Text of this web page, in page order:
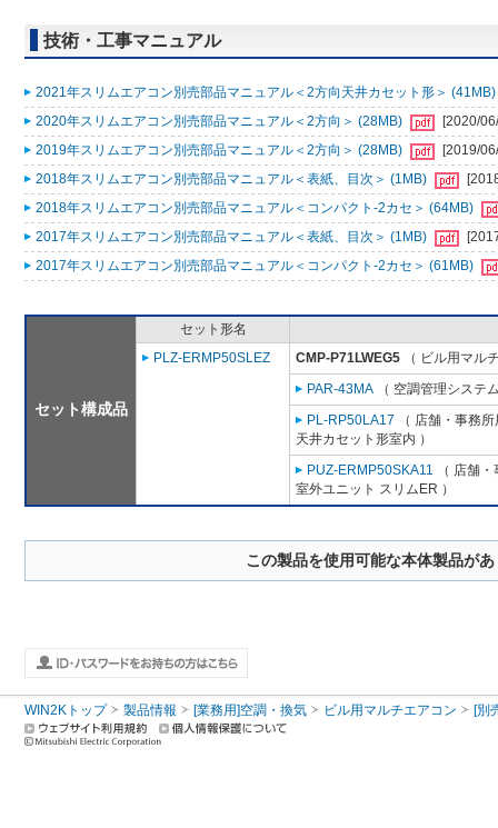
技術・工事マニュアル
2021年スリムエアコン別売部品マニュアル＜2方向天井カセット形＞ (41MB)
2020年スリムエアコン別売部品マニュアル＜2方向＞ (28MB)
[2020/
2019年スリムエアコン別売部品マニュアル＜2方向＞ (28MB)
[2019/
2018年スリムエアコン別売部品マニュアル＜表紙、目次＞ (1MB)
2018年スリムエアコン別売部品マニュアル＜コンパクト-2カセ＞ (64MB)
2017年スリムエアコン別売部品マニュアル＜表紙、目次＞ (1MB)
2017年スリムエアコン別売部品マニュアル＜コンパクト-2カセ＞ (61MB)
セット構成品
セット形名
PLZ-ERMP50SLEZ
CMP-P71LWEG5 （ ビル用マル
PAR-43MA （ 空調管理システ
PL-RP50LA17 （ 店舗・事務
天井カセット形室内 ）
PUZ-ERMP50SKA11 （ 店舗
室外ユニット スリムER ）
この製品を使用可能な本体製品が
WIN2Kトップ 製品情報 [業務用]空調・換気 ビル用マルチエアコン [別